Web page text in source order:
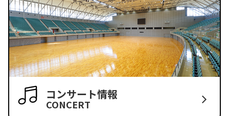
コンサート情報
CONCERT